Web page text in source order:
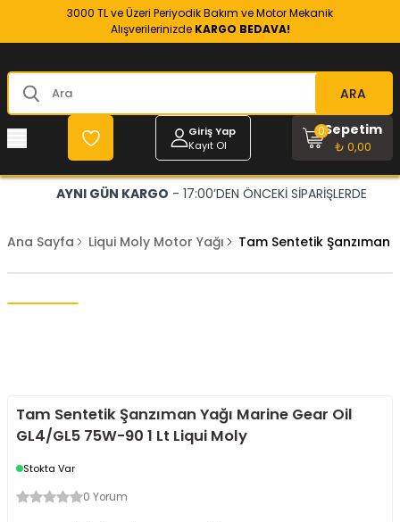
3000 TL ve Üzeri Periyodik Bakım ve Motor Mekanik
Alışverilerinizde KARGO BEDAVA!
ARA
Giriş Yap
Kayıt Ol
Sepetim
₺ 0,00
0
AYNI GÜN KARGO - 17:00’DEN ÖNCEKİ SİPARİŞLERDE
Ana Sayfa Liqui Moly Motor Yağı Tam Sentetik Şanzıman
Tam Sentetik Şanzıman Yağı Marine Gear Oil
GL4/GL5 75W-90 1 Lt Liqui Moly
Stokta Var
0 Yorum